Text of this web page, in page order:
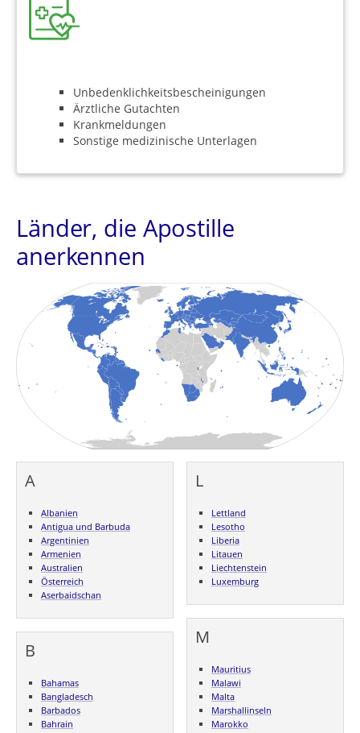
Unbedenklichkeitsbescheinigungen
Ärztliche Gutachten
Krankmeldungen
Sonstige medizinische Unterlagen
Länder, die Apostille
anerkennen
A
Albanien
Antigua und Barbuda
Argentinien
Armenien
Australien
Österreich
Aserbaidschan
B
Bahamas
Bangladesch
Barbados
Bahrain
L
Lettland
Lesotho
Liberia
Litauen
Liechtenstein
Luxemburg
M
Mauritius
Malawi
Malta
Marshallinseln
Marokko